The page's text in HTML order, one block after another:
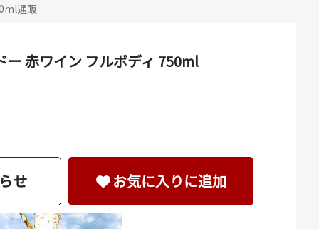
通販
ー 赤ワイン フルボディ 750ml
せ お気に入りに追加